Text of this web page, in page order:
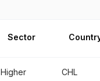
Sector
Higher
CHL